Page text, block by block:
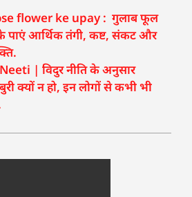
flower ke upay : गुलाब फूल
पाएं आर्थिक तंगी, कष्ट, संकट और
| विदुर नीति के अनुसार
क्यों न हो, इन लोगों से कभी भी